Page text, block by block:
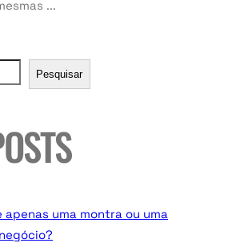
...
Pesquisar
apenas uma montra ou uma